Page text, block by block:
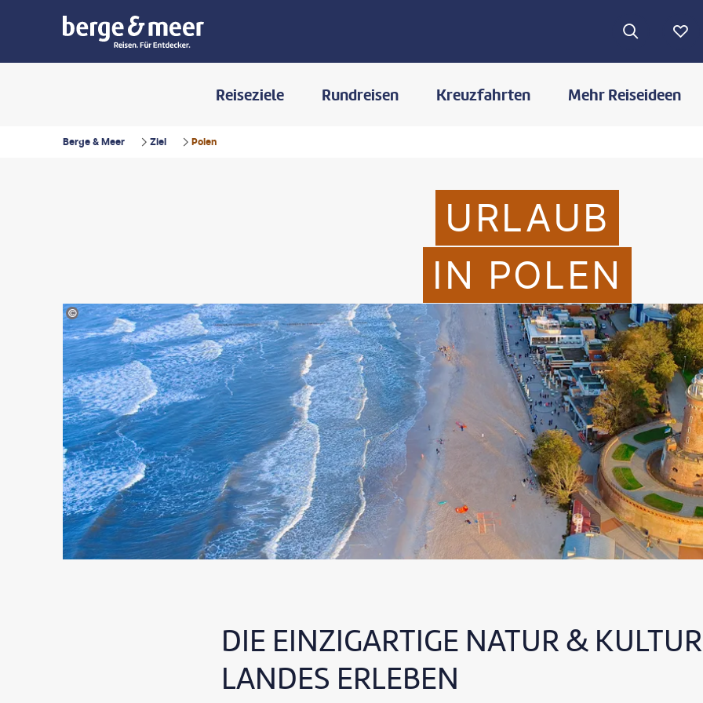
Reiseziele Rundreisen Kreuzfahrten Mehr Reiseideen
Berge & Meer Ziel Polen
URLAUB
IN POLEN
©Grzegorz Majchrzak - gty
DIE EINZIGARTIGE NATUR &
LANDES ERLEBEN